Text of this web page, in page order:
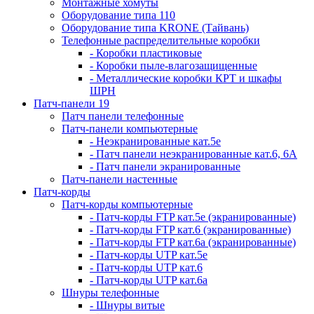
Монтажные хомуты
Оборудование типа 110
Оборудование типа KRONE (Тайвань)
Телефонные распределительные коробки
- Коробки пластиковые
- Коробки пыле-влагозащищенные
- Металлические коробки КРТ и шкафы
ШРН
Патч-панели 19
Патч панели телефонные
Патч-панели компьютерные
- Неэкранированные кат.5е
- Патч панели неэкранированные кат.6, 6А
- Патч панели экранированные
Патч-панели настенные
Патч-корды
Патч-корды компьютерные
- Патч-корды FTP кат.5е (экранированные)
- Патч-корды FTP кат.6 (экранированные)
- Патч-корды FTP кат.6а (экранированные)
- Патч-корды UTP кат.5е
- Патч-корды UTP кат.6
- Патч-корды UTP кат.6а
Шнуры телефонные
- Шнуры витые